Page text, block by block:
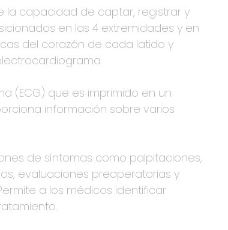
la capacidad de captar, registrar y
en las 4 extremidades y en
del corazón de cada latido y
(ECG) que es imprimido en un
información sobre varios
de síntomas como palpitaciones,
evaluaciones preoperatorias y
a los médicos identificar